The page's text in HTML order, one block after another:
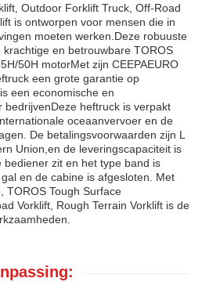
Outdoor Forklift Truck, Off-Road
is ontworpen voor mensen die in
moeten werken.Deze robuuste
en betrouwbare TOROS
50H motorMet zijn CEEPAEURO
een grote garantie op
een economische en
bedrijvenDeze heftruck is verpakt
oceaanvervoer en de
De betalingsvoorwaarden zijn L
Union,en de leveringscapaciteit is
bediener zit en het type band is
en de cabine is afgesloten. Met
TOROS Tough Surface
Vorklift, Rough Terrain Vorklift is de